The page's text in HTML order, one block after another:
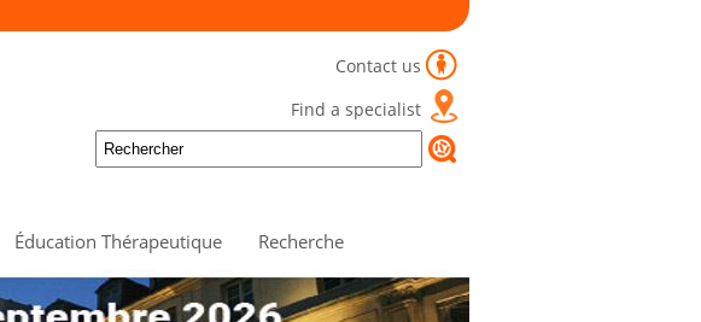
Contact us
Find a specialist
Éducation Thérapeutique Recherche